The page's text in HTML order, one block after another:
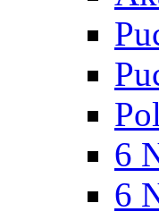
6
6